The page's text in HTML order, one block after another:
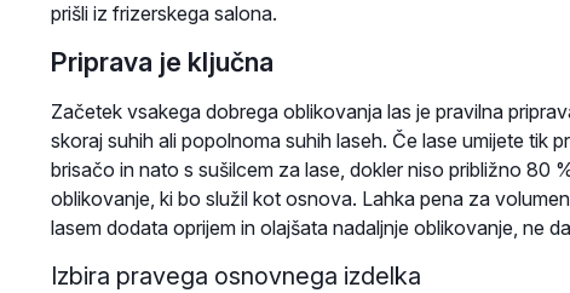
prišli iz frizerskega salona.
Priprava je ključna
Začetek vsakega dobrega oblikovanja las je pravilna
skoraj suhih ali popolnoma suhih laseh. Če lase umijete tik
brisačo in nato s sušilcem za lase, dokler niso približno 80
oblikovanje, ki bo služil kot osnova. Lahka pena za
lasem dodata oprijem in olajšata nadaljnje oblikovanje, ne
Izbira pravega osnovnega izdelka